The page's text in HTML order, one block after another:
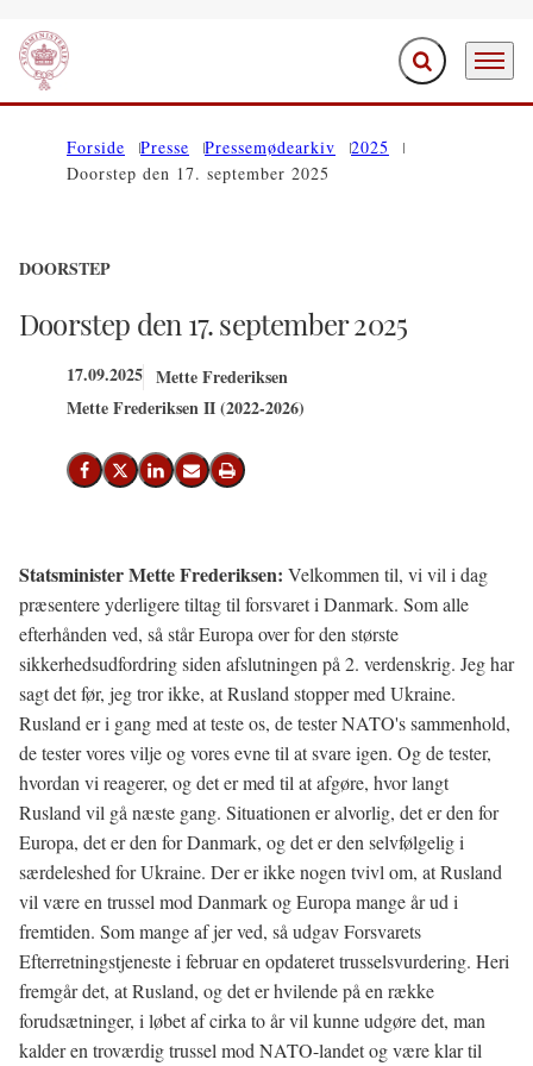
Gå til forsiden Fold søgefelt ud
Menu
Forside Presse Pressemødearkiv
2025
Doorstep den 17. september 2025
DOORSTEP
Doorstep den 17. september 2025
17.09.2025 Mette Frederiksen
Mette Frederiksen II (2022-2026)
Del på Facebook
Del på X (Twitter)
Del på LinkedIn
Send email
Print
Statsminister Mette Frederiksen: Velkommen til, vi vil i dag
præsentere yderligere tiltag til forsvaret i Danmark. Som alle
efterhånden ved, så står Europa over for den største
sikkerhedsudfordring siden afslutningen på 2. verdenskrig. Jeg har
sagt det før, jeg tror ikke, at Rusland stopper med Ukraine.
Rusland er i gang med at teste os, de tester NATO's sammenhold,
de tester vores vilje og vores evne til at svare igen. Og de tester,
hvordan vi reagerer, og det er med til at afgøre, hvor langt
Rusland vil gå næste gang. Situationen er alvorlig, det er den for
Europa, det er den for Danmark, og det er den selvfølgelig i
særdeleshed for Ukraine. Der er ikke nogen tvivl om, at Rusland
vil være en trussel mod Danmark og Europa mange år ud i
fremtiden. Som mange af jer ved, så udgav Forsvarets
Efterretningstjeneste i februar en opdateret trusselsvurdering. Heri
fremgår det, at Rusland, og det er hvilende på en række
forudsætninger, i løbet af cirka to år vil kunne udgøre det, man
kalder en troværdig trussel mod NATO-landet og være klar til